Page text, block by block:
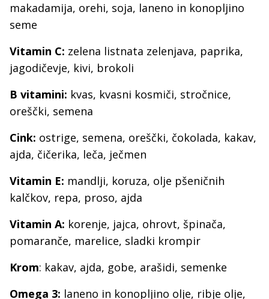
makadamija, orehi, soja, laneno in konopljino
seme
Vitamin C: zelena listnata zelenjava, paprika,
jagodičevje, kivi, brokoli
B vitamini: kvas, kvasni kosmiči, stročnice,
oreščki, semena
Cink: ostrige, semena, oreščki, čokolada, kakav,
ajda, čičerika, leča, ječmen
Vitamin E: mandlji, koruza, olje pšeničnih
kalčkov, repa, proso, ajda
Vitamin A: korenje, jajca, ohrovt, špinača,
pomaranče, marelice, sladki krompir
Krom: kakav, ajda, gobe, arašidi, semenke
Omega 3: laneno in konopljino olje, ribje olje,